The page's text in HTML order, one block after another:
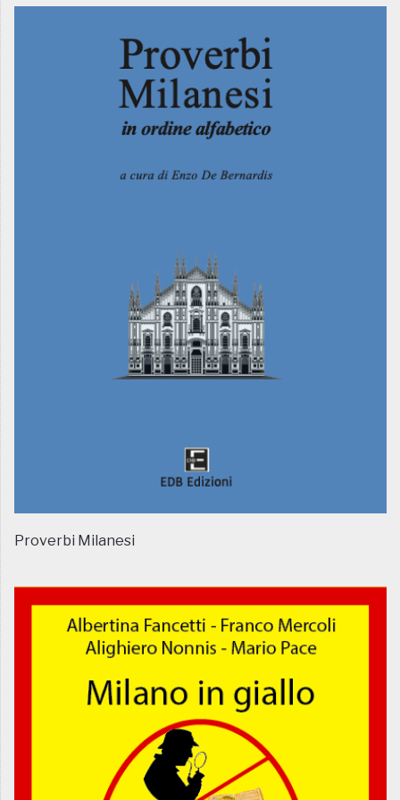
Proverbi Milanesi